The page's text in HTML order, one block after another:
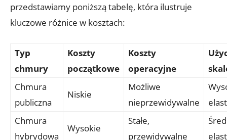
przedstawiamy‍ poniższą tabelę, która⁤ ilustruje
kluczowe różnice w ​kosztach:
Typ
chmury
Koszty
początkowe
Koszty⁢
operacyjne
Chmura
publiczna
Niskie
Możliwe
‍nieprzewidywalne
Chmura
hybrydowa
Wysokie
Stałe,‌
przewidywalne